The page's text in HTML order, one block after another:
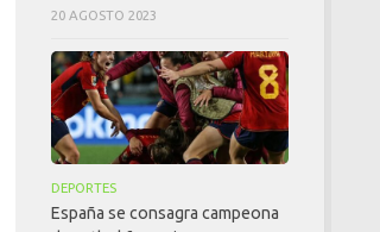
20 AGOSTO 2023
DEPORTES
España se consagra campeona